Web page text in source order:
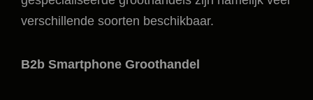
verschillende soorten beschikbaar.
B2b Smartphone Groothandel